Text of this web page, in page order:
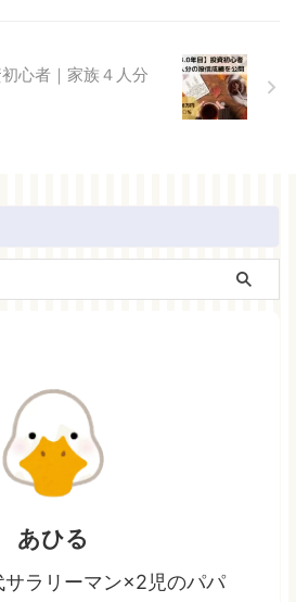
心者｜家族４人分
あひる
ラリーマン×2児のパパ